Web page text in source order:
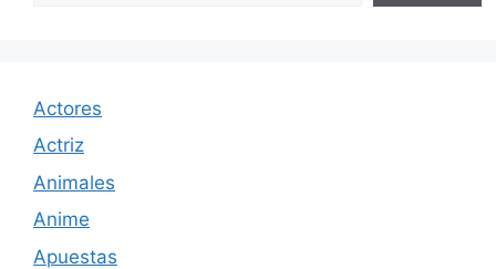
Actores
Actriz
Animales
Anime
Apuestas